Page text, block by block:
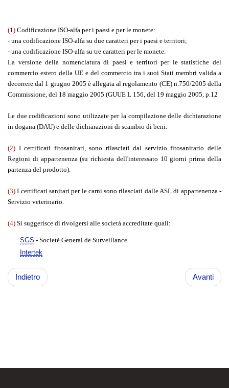
(1) Codificazione ISO-alfa per i paesi e per le monete:
- una codificazione ISO-alfa su due caratteri per i paesi e territori;
- una codificazione ISO-alfa su tre caratteri per le monete.
La versione della nomenclatura di paesi e territori per le statistiche del
commercio estero della UE e del commercio tra i suoi Stati membri valida a
decorrere dal 1 giugno 2005 è allegata al regolamento (CE) n.750/2005 della
Commissione, del 18 maggio 2005 (GUUE L 156, del 19 maggio 2005, p.12
Le due codificazioni sono utilizzate per la compilazione delle dichiarazione
in dogana (DAU) e delle dichiarazioni di scambio di beni.
(2) I certificati fitosanitari, sono rilasciati dal servizio fitosanitario delle
Regioni di appartenenza (su richiesta dell'interessato 10 giorni prima della
partenza del prodotto).
(3)I certificati sanitari per le carni sono rilasciati dalle ASL di appartenenza -
Servizio veterinario.
(4) Si suggerisce di rivolgersi alle società accreditate quali:
SGS - Societè General de Surveillance
Intertek
Indietro Avanti